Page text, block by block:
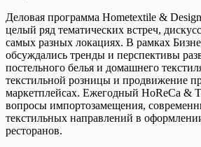
Деловая программа Hometextile &
целый ряд тематических встреч,
самых разных локациях. В рамках
обсуждались тренды и перспективы
постельного белья и домашнего
текстильной розницы и продвижение
маркетплейсах. Ежегодный HoReCa &
вопросы импортозамещения,
текстильных направлений в
ресторанов.